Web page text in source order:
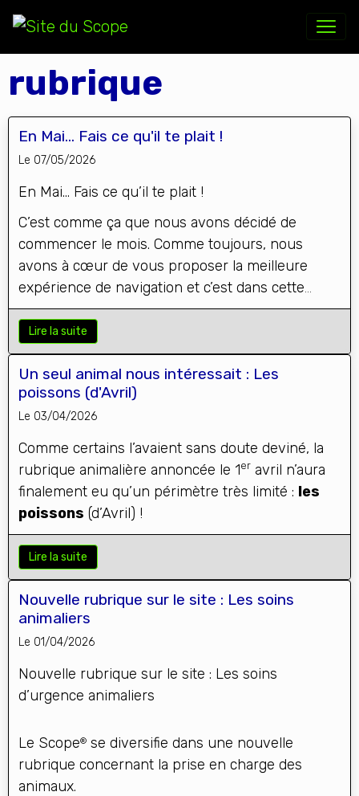
rubrique
En Mai... Fais ce qu'il te plait !
Le 07/05/2026
En Mai… Fais ce qu’il te plait !
C’est comme ça que nous avons décidé de
commencer le mois. Comme toujours, nous
avons à cœur de vous proposer la meilleure
expérience de navigation et c’est dans cette
optique que nous avons retravaillé certaines de
nos pages…
Lire la suite
Un seul animal nous intéressait : Les
poissons (d'Avril)
Le 03/04/2026
Comme certains l’avaient sans doute deviné, la
rubrique animalière annoncée le 1er avril n’aura
finalement eu qu’un périmètre très limité : les
poissons (d’Avril) !
Lire la suite
Nouvelle rubrique sur le site : Les soins
animaliers
Le 01/04/2026
Nouvelle rubrique sur le site : Les soins
d’urgence animaliers
Le Scope® se diversifie dans une nouvelle
rubrique concernant la prise en charge des
animaux.